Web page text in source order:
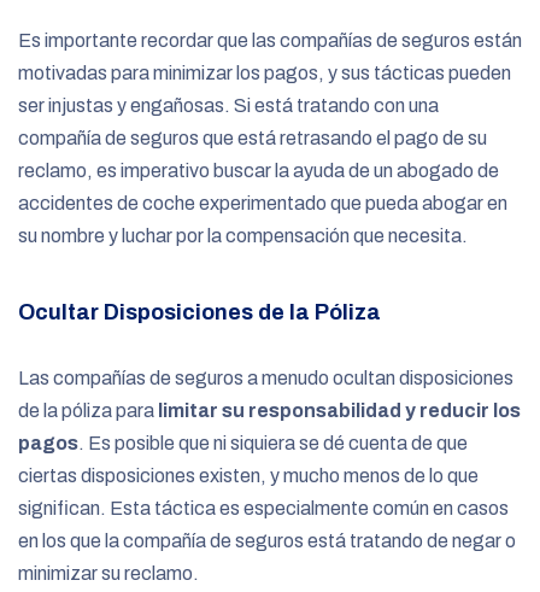
Es importante recordar que las compañías de seguros están
motivadas para minimizar los pagos, y sus tácticas pueden
ser injustas y engañosas. Si está tratando con una
compañía de seguros que está retrasando el pago de su
reclamo, es imperativo buscar la ayuda de un abogado de
accidentes de coche experimentado que pueda abogar en
su nombre y luchar por la compensación que necesita.
Ocultar Disposiciones de la Póliza
Las compañías de seguros a menudo ocultan disposiciones
de la póliza para limitar su responsabilidad y reducir los
pagos. Es posible que ni siquiera se dé cuenta de que
ciertas disposiciones existen, y mucho menos de lo que
significan. Esta táctica es especialmente común en casos
en los que la compañía de seguros está tratando de negar o
minimizar su reclamo.